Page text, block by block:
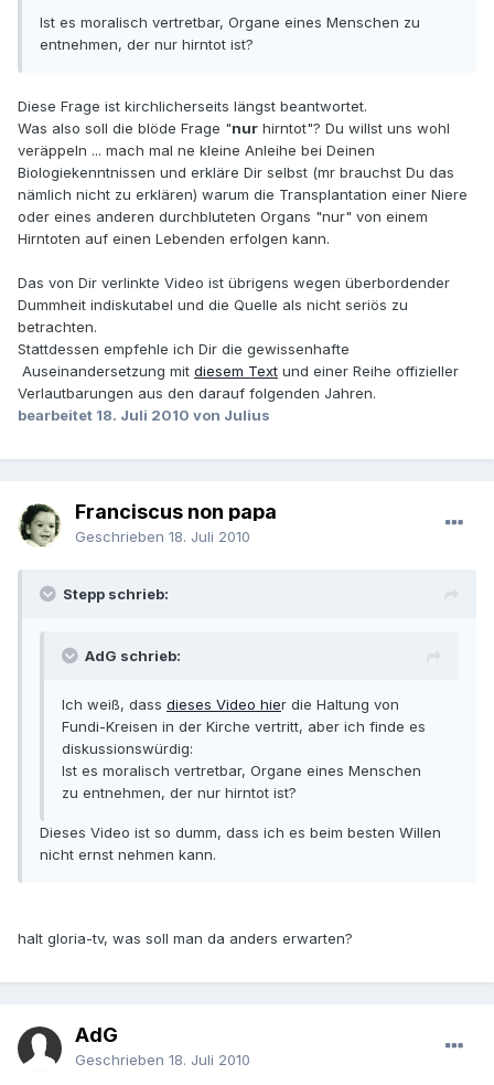
Ist es moralisch vertretbar, Organe eines Menschen zu
entnehmen, der nur hirntot ist?
Diese Frage ist kirchlicherseits längst beantwortet.
Was also soll die blöde Frage "nur hirntot"? Du willst uns wohl
veräppeln ... mach mal ne kleine Anleihe bei Deinen
Biologiekenntnissen und erkläre Dir selbst (mr brauchst Du das
nämlich nicht zu erklären) warum die Transplantation einer Niere
oder eines anderen durchbluteten Organs "nur" von einem
Hirntoten auf einen Lebenden erfolgen kann.
Das von Dir verlinkte Video ist übrigens wegen überbordender
Dummheit indiskutabel und die Quelle als nicht seriös zu
betrachten.
Stattdessen empfehle ich Dir die gewissenhafte
Auseinandersetzung mit diesem Text und einer Reihe offizieller
Verlautbarungen aus den darauf folgenden Jahren.
bearbeitet 18. Juli 2010 von Julius
Franciscus non papa
Geschrieben 18. Juli 2010
Stepp schrieb:
AdG schrieb:
Ich weiß, dass dieses Video hier die Haltung von
Fundi-Kreisen in der Kirche vertritt, aber ich finde es
diskussionswürdig:
Ist es moralisch vertretbar, Organe eines Menschen
zu entnehmen, der nur hirntot ist?
Dieses Video ist so dumm, dass ich es beim besten Willen
nicht ernst nehmen kann.
halt gloria-tv, was soll man da anders erwarten?
AdG
Geschrieben 18. Juli 2010